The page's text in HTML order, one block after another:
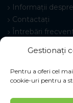
Gestionați
Pentru a oferi cel
cookie-uri pentru a
Informații
Contactați
Întrebări